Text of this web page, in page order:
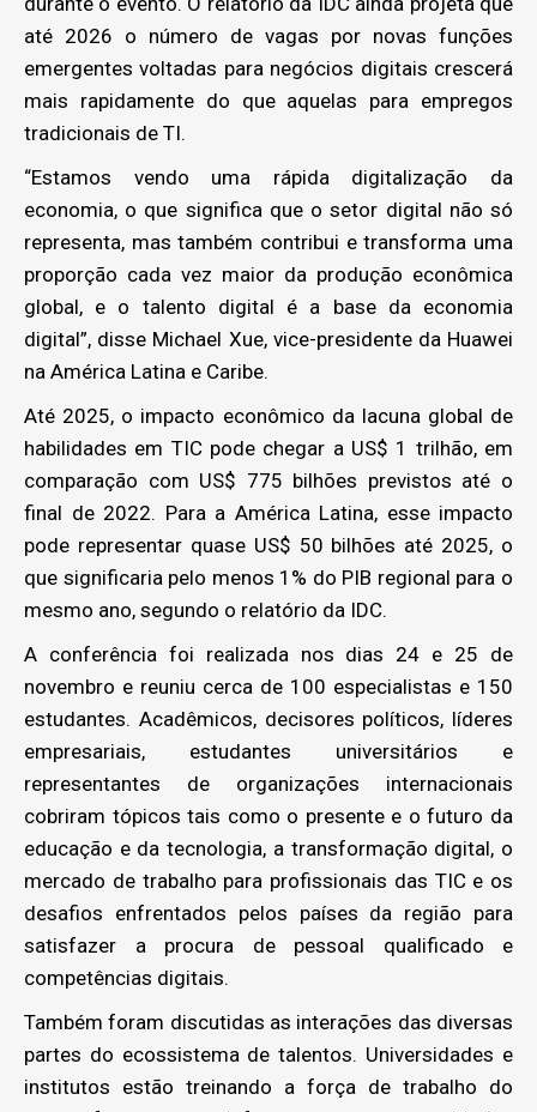
até 2026 o número de vagas por novas funções
emergentes voltadas para negócios digitais crescerá
mais rapidamente do que aquelas para empregos
tradicionais de TI.
“Estamos vendo uma rápida digitalização da
economia, o que significa que o setor digital não só
representa, mas também contribui e transforma uma
proporção cada vez maior da produção econômica
global, e o talento digital é a base da economia
digital”, disse Michael Xue, vice-presidente da Huawei
na América Latina e Caribe.
Até 2025, o impacto econômico da lacuna global de
habilidades em TIC pode chegar a US$ 1 trilhão, em
comparação com US$ 775 bilhões previstos até o
final de 2022. Para a América Latina, esse impacto
pode representar quase US$ 50 bilhões até 2025, o
que significaria pelo menos 1% do PIB regional para o
mesmo ano, segundo o relatório da IDC.
A conferência foi realizada nos dias 24 e 25 de
novembro e reuniu cerca de 100 especialistas e 150
estudantes. Acadêmicos, decisores políticos, líderes
empresariais, estudantes universitários e
representantes de organizações internacionais
cobriram tópicos tais como o presente e o futuro da
educação e da tecnologia, a transformação digital, o
mercado de trabalho para profissionais das TIC e os
desafios enfrentados pelos países da região para
satisfazer a procura de pessoal qualificado e
competências digitais.
Também foram discutidas as interações das diversas
partes do ecossistema de talentos. Universidades e
institutos estão treinando a força de trabalho do